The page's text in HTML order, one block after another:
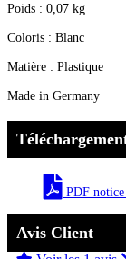
Poids : 0,07 kg
Coloris : Blanc
Matière : Plastique
Made in Germany
PDF
Avis Client